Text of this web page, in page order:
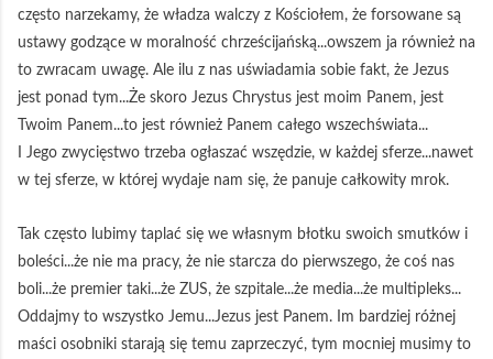
często narzekamy, że władza walczy z Kościołem, że forsowane są
ustawy godzące w moralność chrześcijańską...owszem ja również na
to zwracam uwagę. Ale ilu z nas uświadamia sobie fakt, że Jezus
jest ponad tym...Że skoro Jezus Chrystus jest moim Panem, jest
Twoim Panem...to jest również Panem całego wszechświata...
I Jego zwycięstwo trzeba ogłaszać wszędzie, w każdej sferze...nawet
w tej sferze, w której wydaje nam się, że panuje całkowity mrok.
Tak często lubimy taplać się we własnym błotku swoich smutków i
boleści...że nie ma pracy, że nie starcza do pierwszego, że coś nas
boli...że premier taki...że ZUS, że szpitale...że media...że multipleks...
Oddajmy to wszystko Jemu...Jezus jest Panem. Im bardziej różnej
maści osobniki starają się temu zaprzeczyć, tym mocniej musimy to